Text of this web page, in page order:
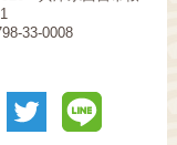
33-0008